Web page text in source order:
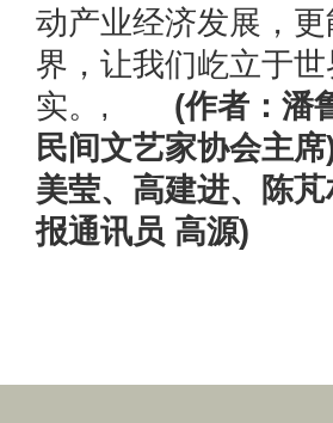
动产业经济发展，
界，让我们屹立于
实。, (作者：潘
民间文艺家协会主席
美莹、高建进、陈
报通讯员 高源)